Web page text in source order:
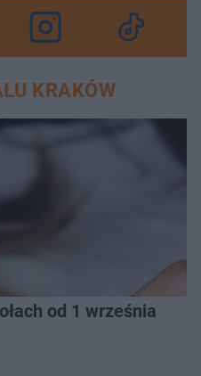
KRAKÓW
od 1 września